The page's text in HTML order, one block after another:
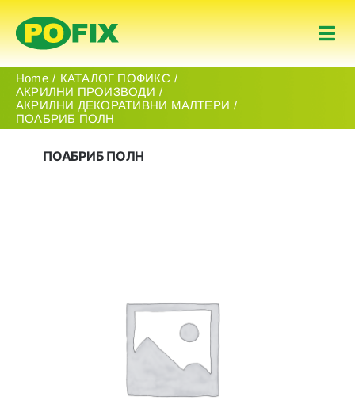
Skip
to
content
Почеток
Производи
Home
КАТАЛОГ ПОФИКС
АКРИЛНИ ПРОИЗВОДИ
АКРИЛНИ ДЕКОРАТИВНИ МАЛТЕРИ
ПОАБРИБ ПОЛН
ПОАБРИБ ПОЛН